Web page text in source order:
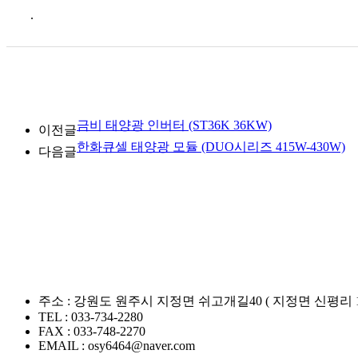
.
이전글금비 태양광 인버터 (ST36K 36KW)
다음글한화큐셀 태양광 모듈 (DUO시리즈 415W-430W)
주소 : 강원도 원주시 지정면 쉬고개길40 ( 지정면 신평리
TEL : 033-734-2280
FAX : 033-748-2270
EMAIL : osy6464@naver.com